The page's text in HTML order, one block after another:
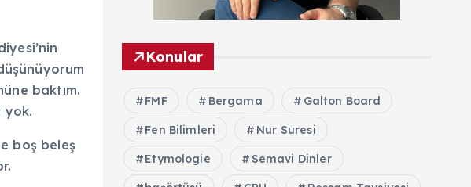
baktım.
yok.
boş beleş
Konular
FMF Bergama Galton Board
Fen Bilimleri Nur Suresi
Etymologie Semavi Dinler